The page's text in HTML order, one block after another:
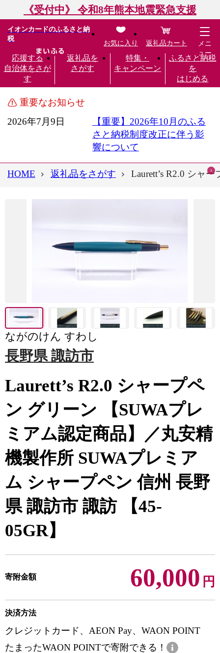
《受付中》 令和8年熊本地震緊急支援
イオンカードのふるさと納
税
応援する
自治体をさが
す
返礼品を
さがす
特集・
キャンペーン
ふるさと納税
を
はじめる
お気に入り 返礼品カート
メニ
ュー
重要なお知らせ
2026年7月9日
【重要】2026年10月のふる
さと納税制度改正に伴う影
響について
HOME 返礼品をさがす Laurett’s R2.0 シャ
ながのけん すわし
長野県 諏訪市
Laurett’s R2.0 シャープペ
ン グリーン 【SUWAプレ
ミアム認定商品】／丸安精
機製作所 SUWAプレミア
ム シャープペン 信州 長野
県 諏訪市 諏訪 【45-
05GR】
寄附金額 60,000 円
決済方法
クレジットカード、AEON Pay、WAON POINT
たまったWAON POINTで寄附できる！